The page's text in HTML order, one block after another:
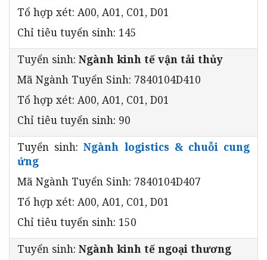
Tổ hợp xét: A00, A01, C01, D01
Chỉ tiêu tuyển sinh: 145
Tuyển sinh: Ngành kinh tế vận tải thủy
Mã Ngành Tuyển Sinh: 7840104D410
Tổ hợp xét: A00, A01, C01, D01
Chỉ tiêu tuyển sinh: 90
Tuyển sinh:Ngành logistics & chuỗi cung
ứng
Mã Ngành Tuyển Sinh: 7840104D407
Tổ hợp xét: A00, A01, C01, D01
Chỉ tiêu tuyển sinh: 150
Tuyển sinh: Ngành kinh tế ngoại thương